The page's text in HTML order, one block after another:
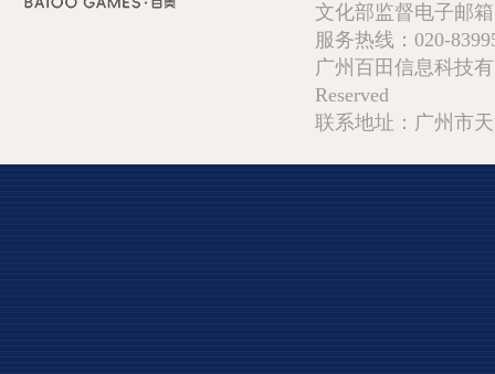
文化部监督电子邮
服务热线：020-
广州百田信息科技
Reserved
联系地址：广州市